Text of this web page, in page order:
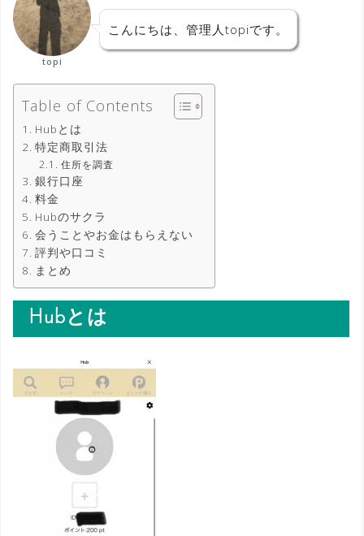
topi
こんにちは、管理人topiです。
Table of Contents
Hubとは
特定商取引法
住所を調査
銀行口座
料金
Hubのサクラ
会うことやお金はもらえない
評判や口コミ
まとめ
Hubとは